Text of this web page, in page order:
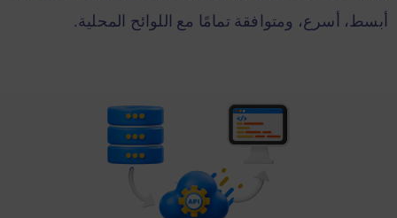
أبسط، أسرع، ومتوافقة تمامًا مع اللوائح المحلية.